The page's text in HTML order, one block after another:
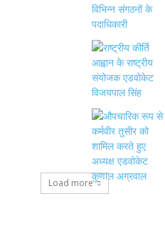
Load more